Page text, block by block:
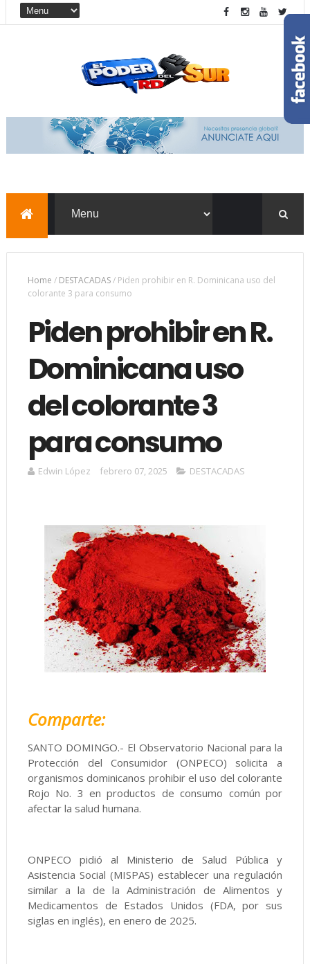
Home / DESTACADAS/ Piden prohibir en R. Dominicana uso del
colorante 3 para consumo
Piden prohibir en R.
Dominicana uso
del colorante 3
para consumo
Edwin López febrero 07, 2025 DESTACADAS
Comparte:
SANTO DOMINGO.- El Observatorio Nacional para la
Protección del Consumidor (ONPECO) solicita a
organismos dominicanos prohibir el uso del colorante
Rojo No. 3 en productos de consumo común por
afectar la salud humana.
ONPECO pidió al Ministerio de Salud Pública y
Asistencia Social (MISPAS) establecer una regulación
similar a la de la Administración de Alimentos y
Medicamentos de Estados Unidos (FDA, por sus
siglas en inglés), en enero de 2025.